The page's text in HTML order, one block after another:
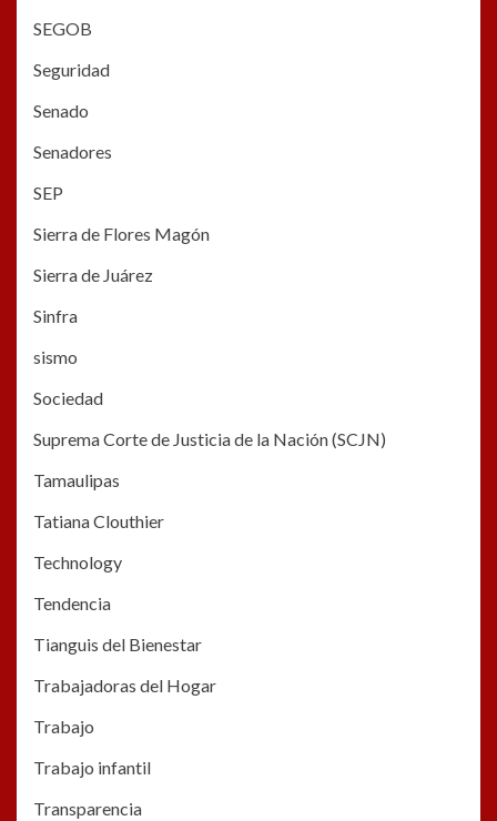
SEGOB
Seguridad
Senado
Senadores
SEP
Sierra de Flores Magón
Sierra de Juárez
Sinfra
sismo
Sociedad
Suprema Corte de Justicia de la Nación (SCJN)
Tamaulipas
Tatiana Clouthier
Technology
Tendencia
Tianguis del Bienestar
Trabajadoras del Hogar
Trabajo
Trabajo infantil
Transparencia